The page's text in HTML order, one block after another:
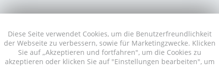
Diese Seite verwendet Cookies, um die Benutzerfreundlichkeit
der Webseite zu verbessern, sowie für Marketingzwecke. Klicken
Sie auf „Akzeptieren und fortfahren", um die Cookies zu
akzeptieren oder klicken Sie auf "Einstellungen bearbeiten", um